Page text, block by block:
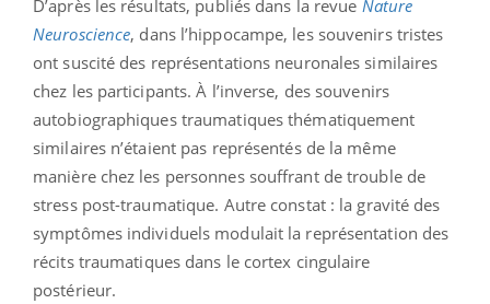
D’après les résultats, publiés dans la revue Nature
Neuroscience, dans l’hippocampe, les souvenirs tristes
ont suscité des représentations neuronales similaires
chez les participants. À l’inverse, des souvenirs
autobiographiques traumatiques thématiquement
similaires n’étaient pas représentés de la même
manière chez les personnes souffrant de trouble de
stress post-traumatique. Autre constat : la gravité des
symptômes individuels modulait la représentation des
récits traumatiques dans le cortex cingulaire
postérieur.